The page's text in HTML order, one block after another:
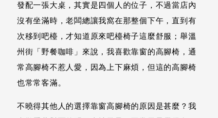
發配一張大桌，其實是四個人的位子，不過當店內
沒有坐滿時，老闆總讓我窩在那整個下午，直到有
次移到吧檯，才知道原來吧檯椅子這麼舒服；舉溫
州街「野餐咖啡」來說，我喜歡靠窗的高腳椅，通
常高腳椅不惹人愛，因為上下麻煩，但這的高腳椅
也常常客滿。
不曉得其他人的選擇靠窗高腳椅的原因是甚麼？我